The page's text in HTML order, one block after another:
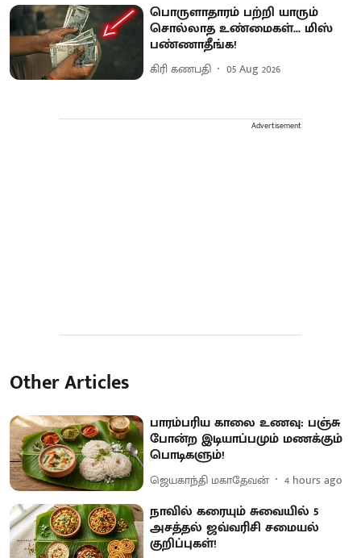
பொருளாதாரம் பற்றி யாரும்
சொல்லாத உண்மைகள்... மிஸ்
பண்ணாதீங்க!
கிரி கணபதி 05 Aug 2026
Advertisement
Other Articles
பாரம்பரிய காலை உணவு: பஞ்சு
போன்ற இடியாப்பமும் மணக்கும்
பொடிகளும்!
ஜெயகாந்தி மகாதேவன் 4 hours ago
நாவில் கரையும் சுவையில் 5
அசத்தல் ஜவ்வரிசி சமையல்
குறிப்புகள்!